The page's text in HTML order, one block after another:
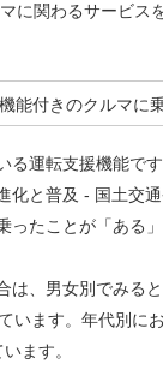
に関わるサービス
付きのクルマに
る運転支援機能で
化と普及 - 国土交
ったことが「ある
は、男女別でみる
います。年代別に
ます。